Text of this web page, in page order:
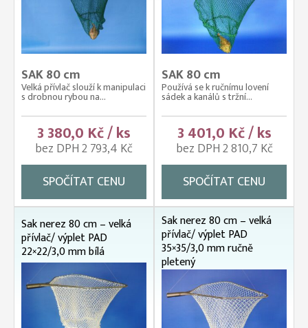
SAK 80 cm
Velká přívlač slouží k manipulaci
s drobnou rybou na...
3 380,0 Kč / ks
bez DPH 2 793,4 Kč
SPOČÍTAT CENU
SAK 80 cm
Používá se k ručnímu lovení
sádek a kanálů s tržní...
3 401,0 Kč / ks
bez DPH 2 810,7 Kč
SPOČÍTAT CENU
Sak nerez 80 cm – velká
přívlač/ výplet PAD
22×22/3,0 mm bílá
Sak nerez 80 cm – velká
přívlač/ výplet PAD
35×35/3,0 mm ručně
pletený